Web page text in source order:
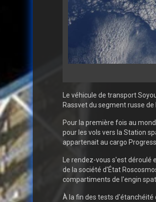
Le véhicule de transport
Rassvet du segment russe
Pour la première fois au
pour les vols vers la Station
appartenait au cargo
Le rendez-vous s'est
de la société d'État
compartiments de l'engin
À la fin des tests d'étanchéité